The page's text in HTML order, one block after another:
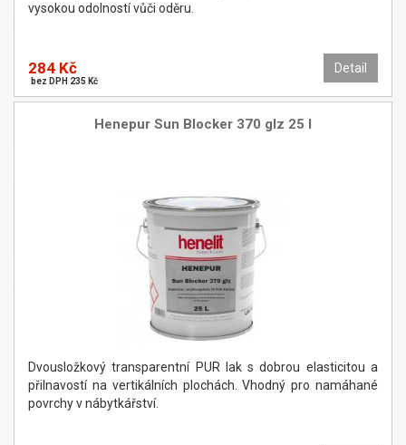
vysokou odolností vůči oděru.
Detail
284 Kč
bez DPH 235 Kč
Henepur Sun Blocker 370 glz 25 l
Dvousložkový transparentní PUR lak s dobrou elasticitou a
přilnavostí na vertikálních plochách. Vhodný pro namáhané
povrchy v nábytkářství.